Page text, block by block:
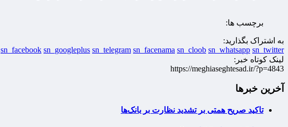
برچسب ها:
به اشتراک بگذارید:
sn_facebook sn_googleplus sn_telegram sn_facenama sn_cloob sn_whatsapp sn_twitter
لینک کوتاه خبر:
https://meghiaseghtesad.ir/?p=4843
آخرین خبرها
تاکید صریح همتی بر تشدید نظارت بر بانک‌ها